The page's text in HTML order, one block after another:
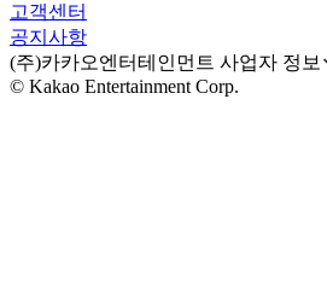
고객센터
공지사항
(주)카카오엔터테인먼트 사업자 정보
© Kakao Entertainment Corp.